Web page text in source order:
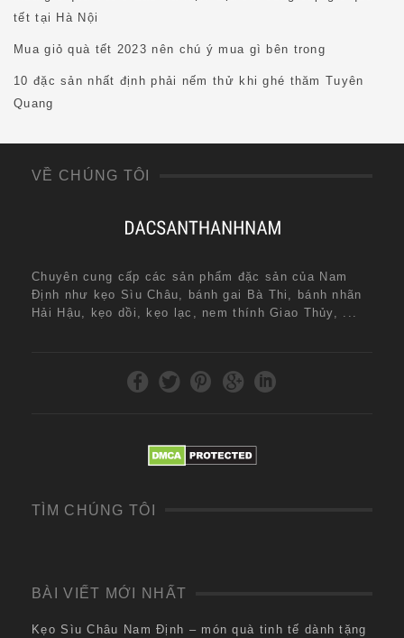
tết tại Hà Nội
Mua giỏ quà tết 2023 nên chú ý mua gì bên trong
10 đặc sản nhất định phải nếm thử khi ghé thăm Tuyên
Quang
VỀ CHÚNG TÔI
Chuyên cung cấp các sản phẩm đặc sản của Nam
Định như kẹo Sìu Châu, bánh gai Bà Thi, bánh nhãn
Hải Hậu, kẹo dồi, kẹo lạc, nem thính Giao Thủy, ...
TÌM CHÚNG TÔI
BÀI VIẾT MỚI NHẤT
Kẹo Sìu Châu Nam Định – món quà tinh tế dành tặng